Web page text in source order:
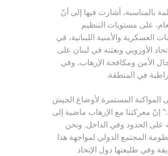
بالمناسبة، أشارت فيها إلى أنّ
على مستويات التنظيم
العسكرية والأمنية اللبنانية، في
الأوروبي وبعثته في لبنان على
الأمن ومكافحة الإرهاب، وفي
في المنطقة.
المواكبة المستمرة لأوضاع الجيش
إنّ معركتنا مع الإرهاب ماضية إلى
على الحدود وفي الداخل. ونحن
المجتمع الدولي لمواجهة هذا
وفي طليعتها دول الإتحاد